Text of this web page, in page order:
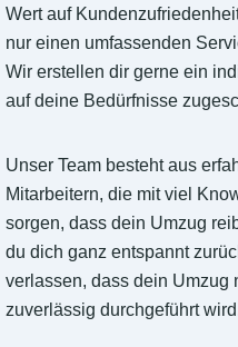
Wert auf
nur einen umfassenden
Wir erstellen dir gerne ein
auf deine Bedürfnisse
Unser Team besteht aus
Mitarbeitern, die mit viel
sorgen, dass dein Umzug
du dich ganz entspannt
verlassen, dass dein Umzug
zuverlässig durchgeführt